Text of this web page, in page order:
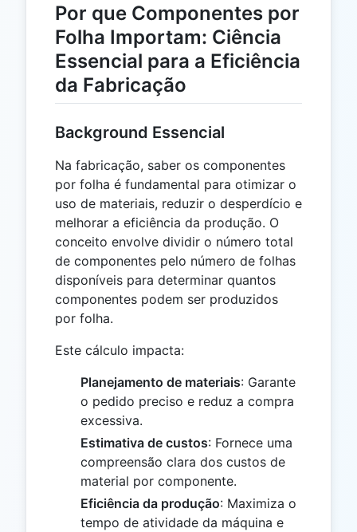
Por que Componentes por
Folha Importam: Ciência
Essencial para a Eficiência
da Fabricação
Background Essencial
Na fabricação, saber os componentes
por folha é fundamental para otimizar o
uso de materiais, reduzir o desperdício e
melhorar a eficiência da produção. O
conceito envolve dividir o número total
de componentes pelo número de folhas
disponíveis para determinar quantos
componentes podem ser produzidos
por folha.
Este cálculo impacta:
Planejamento de materiais: Garante
o pedido preciso e reduz a compra
excessiva.
Estimativa de custos: Fornece uma
compreensão clara dos custos de
material por componente.
Eficiência da produção: Maximiza o
tempo de atividade da máquina e